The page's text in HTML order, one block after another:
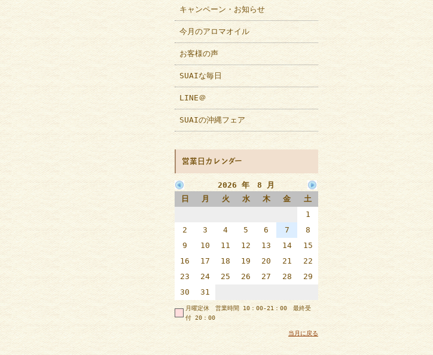
キャンペーン・お知らせ
今月のアロマオイル
お客様の声
SUAIな毎日
LINE＠
SUAIの沖縄フェア
営業日カレンダー
2026 年 8 月
日
月 火 水 木 金
土
1
2
3 4 5 6 7
8
9
10 11 12 13 14
15
16
17 18 19 20 21
22
23
24 25 26 27 28
29
30
31
月曜定休 営業時間 10：00-21：00 最終受
付 20：00
当月に戻る